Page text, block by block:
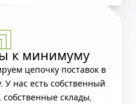
к минимуму
цепочку поставок в
нас есть собственный
собственные склады,